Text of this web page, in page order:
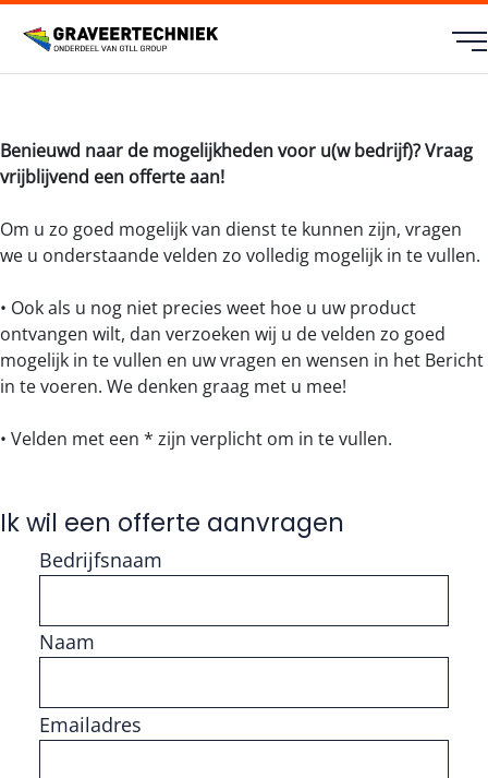
Benieuwd naar de mogelijkheden voor u(w bedrijf)? Vraag
vrijblijvend een offerte aan!
Om u zo goed mogelijk van dienst te kunnen zijn, vragen
we u onderstaande velden zo volledig mogelijk in te vullen.
• Ook als u nog niet precies weet hoe u uw product
ontvangen wilt, dan verzoeken wij u de velden zo goed
mogelijk in te vullen en uw vragen en wensen in het Bericht
in te voeren. We denken graag met u mee!
• Velden met een * zijn verplicht om in te vullen.
Ik wil een offerte aanvragen
Bedrijfsnaam
Naam
Vul getal in
Emailadres